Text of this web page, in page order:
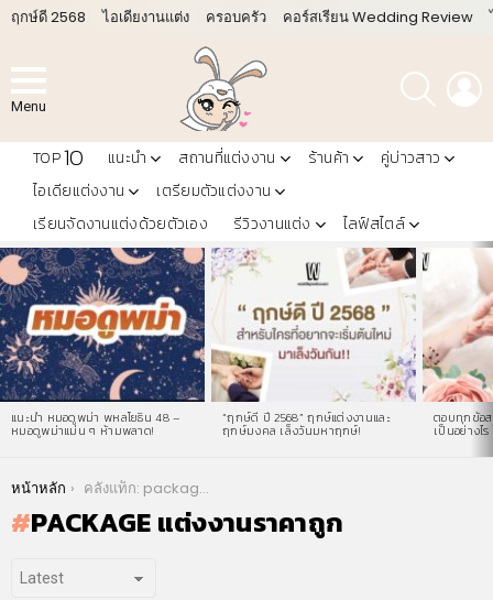
ฤกษ์ดี 2568 ไอเดียงานแต่ง ครอบครัว คอร์สเรียน Wedding Review
Menu
ค้นหา
TOP10 แนะนำ สถานที่แต่งงาน ร้านค้า
คู่บ่าวสาว
ไอเดียแต่งงาน
เตรียมตัวแต่งงาน
เรียนจัดงานแต่งด้วยตัวเอง
รีวิวงานแต่ง ไลฟ์สไตล์
LATEST
STORIES
แนะนำ หมอดูพม่า พหลโยธิน 48 –
หมอดูพม่าแม่น ๆ ห้ามพลาด!
“ฤกษ์ดี ปี 2568” ฤกษ์แต่งงานและ
ฤกษ์มงคล เล็งวันมหาฤกษ์!
ตอบทุกข้อส
เป็นอย่างไร
You are here:
หน้าหลัก คลังแท็ก: package แต่งงานราคาถูก
PACKAGE แต่งงานราคาถูก